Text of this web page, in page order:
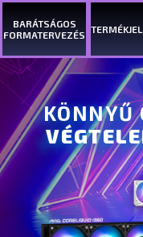
BARÁTSÁGOS
FORMATERVEZÉS
KÖNNYŰ